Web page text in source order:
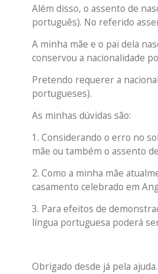
Além disso, o assento de
português). No referido
A minha mãe e o pai dela
conservou a nacionalidade
Pretendo requerer a
portugueses).
As minhas dúvidas são:
1. Considerando o erro no
mãe ou também o assento
2. Como a minha mãe
casamento celebrado em
3. Para efeitos de
língua portuguesa poderá
Obrigado desde já pela ajuda.